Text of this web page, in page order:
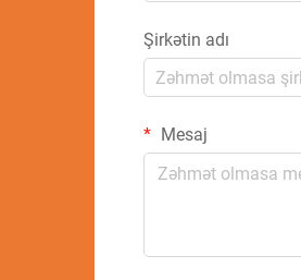
Şirkətin adı
Mesaj